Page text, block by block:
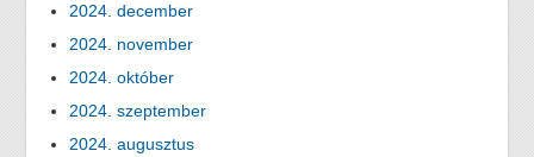
2024. december
2024. november
2024. október
2024. szeptember
2024. augusztus